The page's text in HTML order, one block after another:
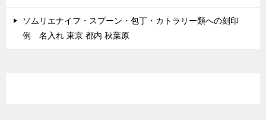
ソムリエナイフ・スプーン・包丁・カトラリー類への刻印
例 名入れ 東京 都内 秋葉原